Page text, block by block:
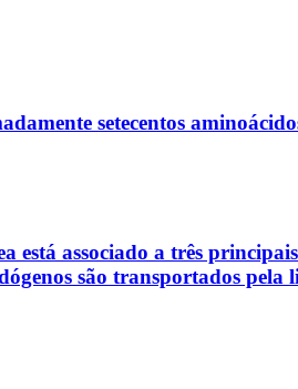
setecentos
associado a três
são transportados